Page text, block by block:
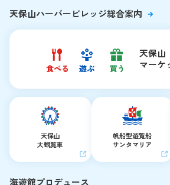
天保山ハーバービレッジ総合案内
天保山
マーケ
天保山
大観覧車
帆船型遊覧船
サンタマリア
海遊館プロデュース